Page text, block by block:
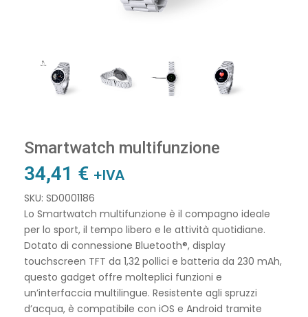
Smartwatch multifunzione
34,41 € +IVA
SKU: SD0001186
Lo Smartwatch multifunzione è il compagno ideale
per lo sport, il tempo libero e le attività quotidiane.
Dotato di connessione Bluetooth®, display
touchscreen TFT da 1,32 pollici e batteria da 230 mAh,
questo gadget offre molteplici funzioni e
un’interfaccia multilingue. Resistente agli spruzzi
d’acqua, è compatibile con iOS e Android tramite